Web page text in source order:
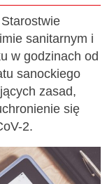
sanitarnym i
w godzinach od
sanockiego
zasad,
się
2.